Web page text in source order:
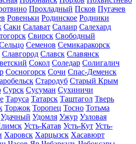
Прохладный Псков Пугачев
Ровеньки Родинское Родники
Саки Салават Салаир Салехард
Свирск Свободный
Семенов Семикаракорск
Славгород Славск Славянск
Сокол Соледар Солигалич
Сосногорск Сочи Спас-Деменск
Стародуб Старый Крым
Сурск Сусуман Сухиничи
Таруса Татарск Таштагол Тверь
Торжок Торопец Тосно Тотьма
Удачный Удомля Ужур Узловая
Усть-Катав Усть-Кут Усть-
Харовск Харцызск Хасавюрт